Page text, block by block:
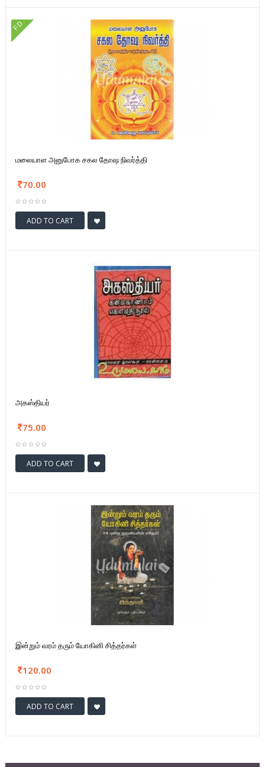
FD
மலையாள அனுபோக சகல தோஷ நிவர்த்தி
70.00
ADD TO CART
அகஸ்தியர்
75.00
ADD TO CART
இன்றும் வரம் தரும் யோகினி சித்தர்கள்
120.00
ADD TO CART